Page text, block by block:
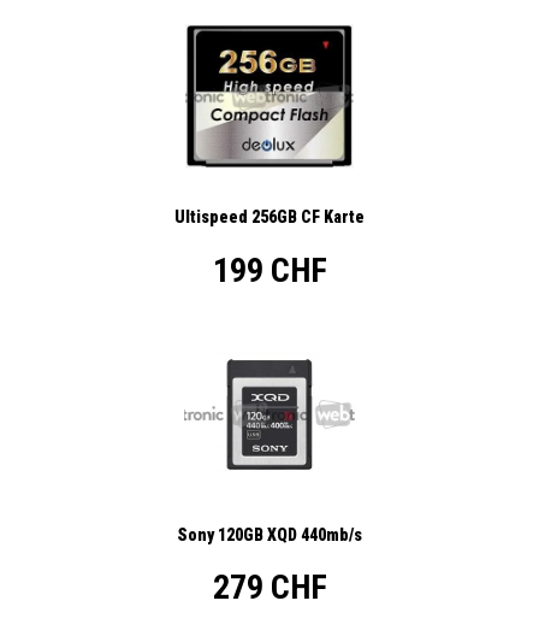
Ultispeed 256GB CF Karte
199 CHF
Sony 120GB XQD 440mb/s
279 CHF